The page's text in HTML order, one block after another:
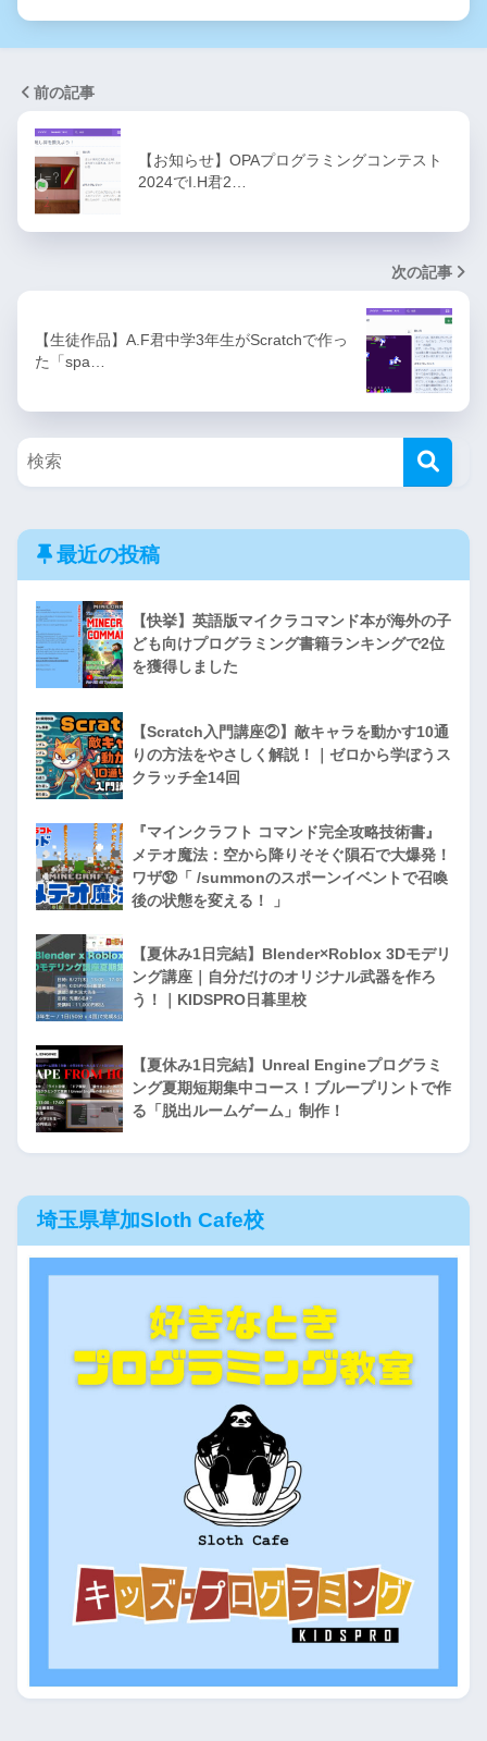
前の記事
【お知らせ】OPAプログラミングコンテスト
2024でI.H君2…
次の記事
【生徒作品】A.F君中学3年生がScratchで作っ
た「spa…
最近の投稿
【快挙】英語版マイクラコマンド本が海外の子
ども向けプログラミング書籍ランキングで2位
を獲得しました
【Scratch入門講座②】敵キャラを動かす10通
りの方法をやさしく解説！｜ゼロから学ぼうス
クラッチ全14回
『マインクラフト コマンド完全攻略技術書』
メテオ魔法：空から降りそそぐ隕石で大爆発！
ワザ㉜「 /summonのスポーンイベントで召喚
後の状態を変える！ 」
【夏休み1日完結】Blender×Roblox 3Dモデリ
ング講座｜自分だけのオリジナル武器を作ろ
う！｜KIDSPRO日暮里校
【夏休み1日完結】Unreal Engineプログラミ
ング夏期短期集中コース！ブループリントで作
る「脱出ルームゲーム」制作！
埼玉県草加Sloth Cafe校